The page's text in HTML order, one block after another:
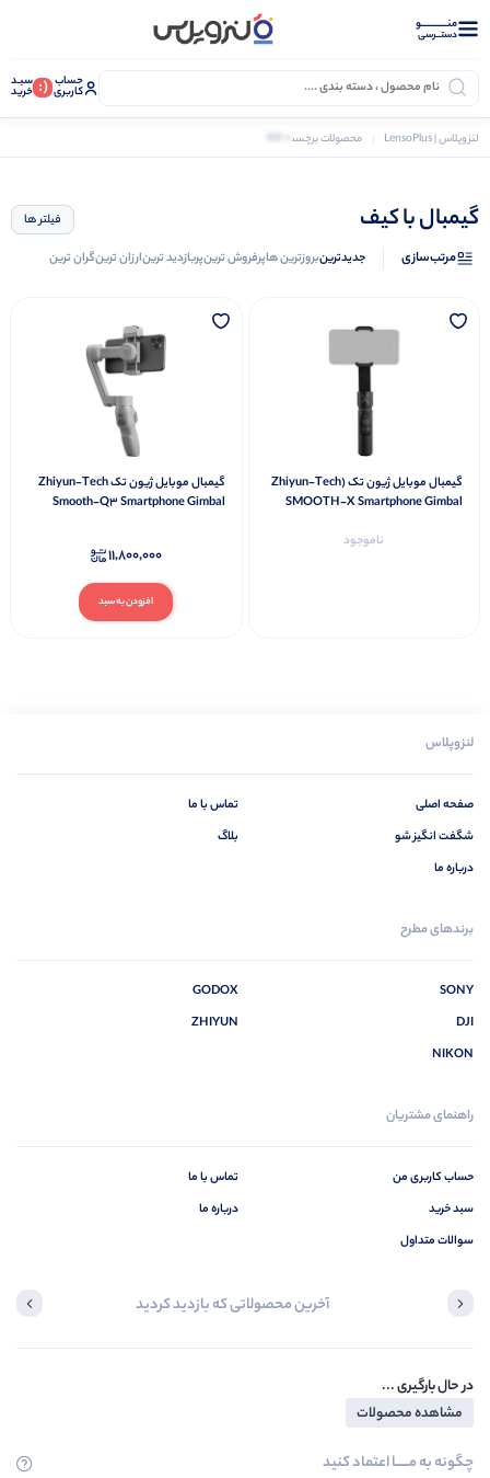
منــــــــــــو
دستــرسی
حساب
کاربری (: سبـد
خرید
لنزوپلاس | LensoPlus محصولات برچسب خورده “گیمبال با کیف”
گیمبال با کیف فیلتر ها
مرتب‌سازی جدیدترینبروزترین هاپرفروش ترینپربازدید ترینارزان ترینگران ترین
گیمبال موبایل ژیون تک (Zhiyun-Tech
SMOOTH-X Smartphone Gimbal
ناموجود
گیمبال موبایل ژیون تک Zhiyun-Tech
Smooth-Q3 Smartphone Gimbal
افزودن به سبد
11,800,000
لنزوپلاس
صفحه اصلی
شگفت انگیز شو
درباره ما
تماس با ما
بلاگ
برندهای مطرح
SONY
DJI
NIKON
GODOX
ZHIYUN
راهنمای مشتریان
حساب کاربری من
سبد خرید
سوالات متداول
تماس با ما
درباره ما
آخرین محصولاتی که بازدید کردید
در حال بارگیری ...
مشاهده محصولات
چگونه به مــــــا اعتماد کنید